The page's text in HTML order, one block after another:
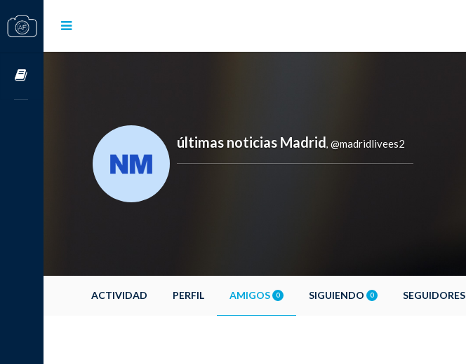
últimas noticias Madrid, @madridlivees2
ACTIVIDAD PERFIL AMIGOS 0 SIGUIENDO 0 SEGUIDORES